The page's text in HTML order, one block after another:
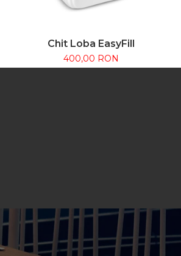
Chit Loba EasyFill
400,00 RON